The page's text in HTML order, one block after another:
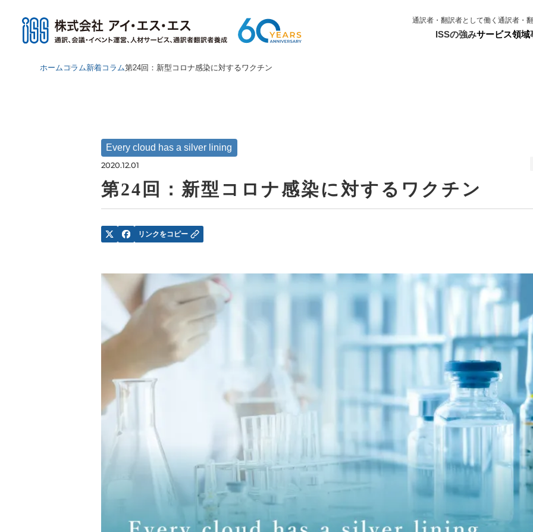
通訳者・翻訳者として働く通訳者・
ISSの強みサービス領域
ホーム コラム新着コラム第24回：新型コロナ感染に対するワクチン
Every cloud has a silver lining
2020.12.01
第24回：新型コロナ感染に対するワクチン
リンクをコピー